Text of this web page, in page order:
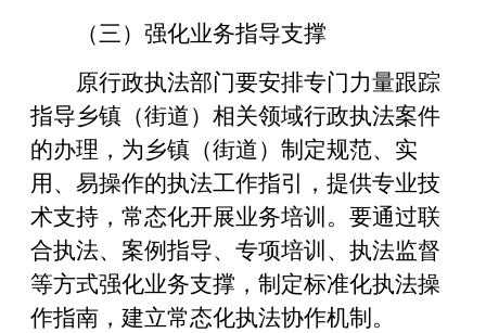
（三）强化业务指导支撑
原行政执法部门要安排专门力量跟踪
指导乡镇（街道）相关领域行政执法案件
的办理，为乡镇（街道）制定规范、实
用、易操作的执法工作指引，提供专业技
术支持，常态化开展业务培训。要通过联
合执法、案例指导、专项培训、执法监督
等方式强化业务支撑，制定标准化执法操
作指南，建立常态化执法协作机制。